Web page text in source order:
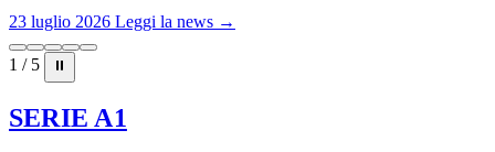
23 luglio 2026 Leggi la news →
1 / 5 ⏸
SERIE A1